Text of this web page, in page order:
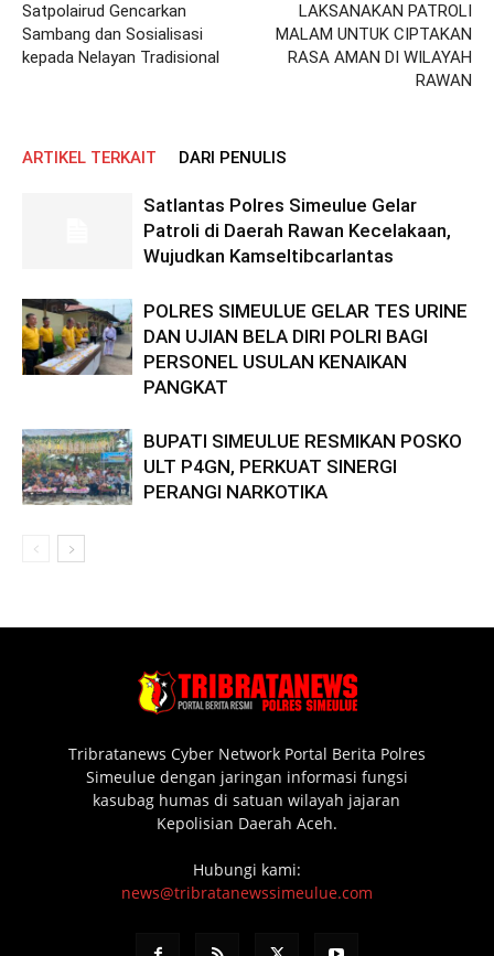
Satpolairud Gencarkan
Sambang dan Sosialisasi
kepada Nelayan Tradisional
LAKSANAKAN PATROLI
MALAM UNTUK CIPTAKAN
RASA AMAN DI WILAYAH
RAWAN
ARTIKEL TERKAIT DARI PENULIS
Satlantas Polres Simeulue Gelar
Patroli di Daerah Rawan Kecelakaan,
Wujudkan Kamseltibcarlantas
POLRES SIMEULUE GELAR TES URINE
DAN UJIAN BELA DIRI POLRI BAGI
PERSONEL USULAN KENAIKAN
PANGKAT
BUPATI SIMEULUE RESMIKAN POSKO
ULT P4GN, PERKUAT SINERGI
PERANGI NARKOTIKA
Tribratanews Cyber Network Portal Berita Polres
Simeulue dengan jaringan informasi fungsi
kasubag humas di satuan wilayah jajaran
Kepolisian Daerah Aceh.
Hubungi kami:
news@tribratanewssimeulue.com